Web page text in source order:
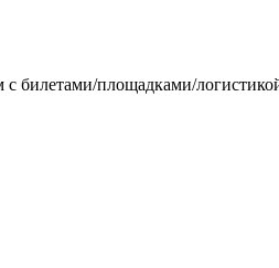
билетами/площадками/